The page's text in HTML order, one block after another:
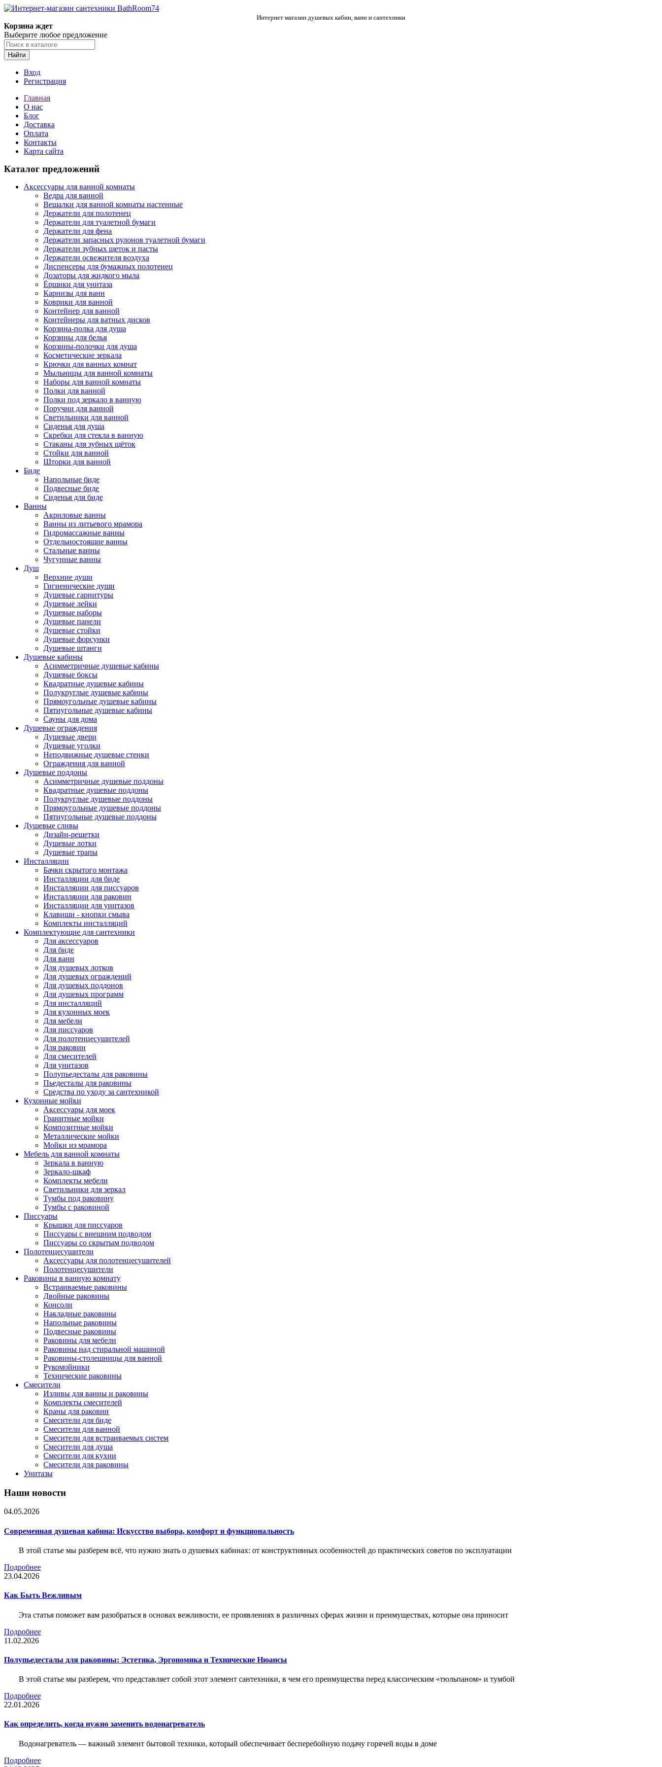
Интернет магазин душевых кабин, ванн и сантехники
Корзина ждет
Выберите любое предложение
Найти
Вход
Регистрация
Главная
О нас
Блог
Доставка
Оплата
Контакты
Карта сайта
Каталог предложений
Аксессуары для ванной комнаты
Ведра для ванной
Вешалки для ванной комнаты настенные
Держатели для полотенец
Держатели для туалетной бумаги
Держатели для фена
Держатели запасных рулонов туалетной бумаги
Держатели зубных щеток и пасты
Держатели освежителя воздуха
Диспенсеры для бумажных полотенец
Дозаторы для жидкого мыла
Ёршики для унитаза
Карнизы для ванн
Коврики для ванной
Контейнер для ванной
Контейнеры для ватных дисков
Корзина-полка для душа
Корзины для белья
Корзины-полочки для душа
Косметические зеркала
Крючки для ванных комнат
Мыльницы для ванной комнаты
Наборы для ванной комнаты
Полки для ванной
Полки под зеркало в ванную
Поручни для ванной
Светильники для ванной
Сиденья для душа
Скребки для стекла в ванную
Стаканы для зубных щёток
Стойки для ванной
Шторки для ванной
Биде
Напольные биде
Подвесные биде
Сиденья для биде
Ванны
Акриловые ванны
Ванны из литьевого мрамора
Гидромассажные ванны
Отдельностоящие ванны
Стальные ванны
Чугунные ванны
Душ
Верхние души
Гигиенические души
Душевые гарнитуры
Душевые лейки
Душевые наборы
Душевые панели
Душевые стойки
Душевые форсунки
Душевые штанги
Душевые кабины
Асимметричные душевые кабины
Душевые боксы
Квадратные душевые кабины
Полукруглые душевые кабины
Прямоугольные душевые кабины
Пятиугольные душевые кабины
Сауны для дома
Душевые ограждения
Душевые двери
Душевые уголки
Неподвижные душевые стенки
Ограждения для ванной
Душевые поддоны
Асимметричные душевые поддоны
Квадратные душевые поддоны
Полукруглые душевые поддоны
Прямоугольные душевые поддоны
Пятиугольные душевые поддоны
Душевые сливы
Дизайн-решетки
Душевые лотки
Душевые трапы
Инсталляции
Бачки скрытого монтажа
Инсталляции для биде
Инсталляции для писсуаров
Инсталляции для раковин
Инсталляции для унитазов
Клавиши - кнопки смыва
Комплекты инсталляций
Комплектующие для сантехники
Для аксессуаров
Для биде
Для ванн
Для душевых лотков
Для душевых ограждений
Для душевых поддонов
Для душевых программ
Для инсталляций
Для кухонных моек
Для мебели
Для писсуаров
Для полотенцесушителей
Для раковин
Для смесителей
Для унитазов
Полупьедесталы для раковины
Пьедесталы для раковины
Средства по уходу за сантехникой
Кухонные мойки
Аксессуары для моек
Гранитные мойки
Композитные мойки
Металлические мойки
Мойки из мрамора
Мебель для ванной комнаты
Зеркала в ванную
Зеркало-шкаф
Комплекты мебели
Светильники для зеркал
Тумбы под раковину
Тумбы с раковиной
Писсуары
Крышки для писсуаров
Писсуары с внешним подводом
Писсуары со скрытым подводом
Полотенцесушители
Аксессуары для полотенцесушителей
Полотенцесушители
Раковины в ванную комнату
Встраиваемые раковины
Двойные раковины
Консоли
Накладные раковины
Напольные раковины
Подвесные раковины
Раковины для мебели
Раковины над стиральной машиной
Раковины-столешницы для ванной
Рукомойники
Технические раковины
Смесители
Изливы для ванны и раковины
Комплекты смесителей
Краны для раковин
Смесители для биде
Смесители для ванной
Смесители для встраиваемых систем
Смесители для душа
Смесители для кухни
Смесители для раковины
Унитазы
Наши новости
04.05.2026
Современная душевая кабина: Искусство выбора, комфорт и функциональность
В этой статье мы разберем всё, что нужно знать о душевых кабинах: от конструктивных особенностей до практических советов по эксплуатации
Подробнее
23.04.2026
Как Быть Вежливым
Эта статья поможет вам разобраться в основах вежливости, ее проявлениях в различных сферах жизни и преимуществах, которые она приносит
Подробнее
11.02.2026
Полупьедесталы для раковины: Эстетика, Эргономика и Технические Нюансы
В этой статье мы разберем, что представляет собой этот элемент сантехники, в чем его преимущества перед классическим «тюльпаном» и тумбой
Подробнее
22.01.2026
Как определить, когда нужно заменить водонагреватель
Водонагреватель — важный элемент бытовой техники, который обеспечивает бесперебойную подачу горячей воды в доме
Подробнее